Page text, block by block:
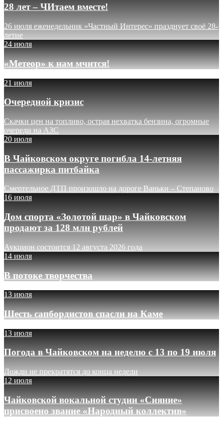
28 лет – ЧИтаем вместе!
26 июля еженедельник «Частный Интерес» празднует своё 28-
летие
24 июля
«Метеор» к нам мчится!
21 июля
Очередной кризис
Скачки цен на топливо, острая нехватка бензина, огромные
очереди на АЗС
20 июля
В Чайковском округе погибла 14-летняя
пассажирка питбайка
Смертельное ДТП произошло на дороге Ваньки – Степаново
16 июля
Дом спорта «Золотой шар» в Чайковском
продают за 128 млн рублей
Аукцион состоится 12 августа 2026 года
14 июля
В потоке творчества
13 июля
Шесть сапбордистов спасли на Каме
13 июля
Погода в Чайковском на неделю с 13 по 19 июля
Дожди не прекратятся до конца недели
12 июля
Чайковской вокальной студии «Сияние»
присвоено звание «Народный коллектив»